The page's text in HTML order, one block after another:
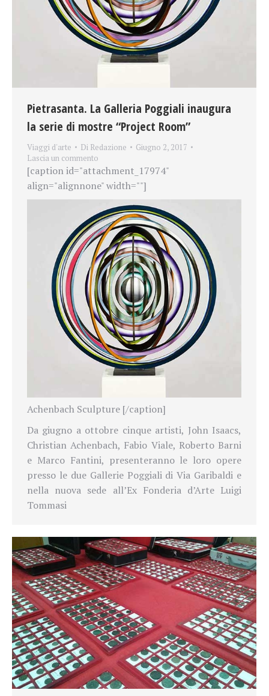
Pietrasanta. La Galleria Poggiali inaugura
la serie di mostre “Project Room”
Viaggi d'arte Di Redazione
Giugno 2, 2017
Lascia un commento
[caption id="attachment_17974"
align="alignnone" width=""]
Achenbach Sculpture [/caption]
Da giugno a ottobre cinque artisti, John Isaacs,
Christian Achenbach, Fabio Viale, Roberto Barni
e Marco Fantini, presenteranno le loro opere
presso le due Gallerie Poggiali di Via Garibaldi e
nella nuova sede all’Ex Fonderia d’Arte Luigi
Tommasi